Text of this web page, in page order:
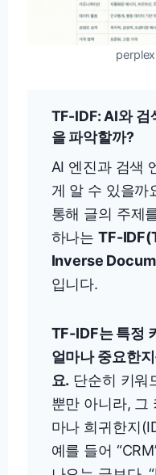
TF-IDF: AI와 검
을 파악할까?
AI 엔진과 검색
게 알 수 있을까
통해 글의 주제
하나는TF-
Inverse
입니다.
TF-IDF는 특정
얼마나 중요한
요. 단순히 키워
뿐만 아니라, 그
마나 희귀한지
예를 들어